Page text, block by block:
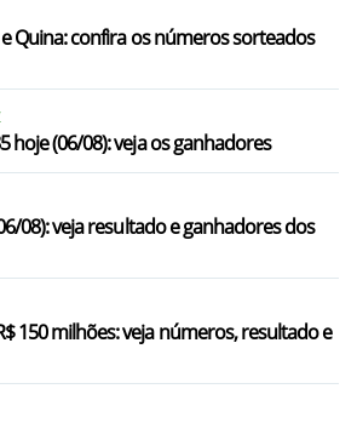
Quina: confira os números sorteados
hoje (06/08): veja os ganhadores
08): veja resultado e ganhadores dos
150 milhões: veja números, resultado e